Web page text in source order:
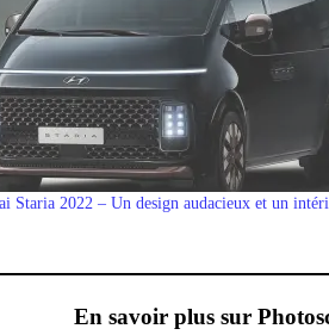
Staria 2022 – Un design audacieux et un
En savoir plus sur